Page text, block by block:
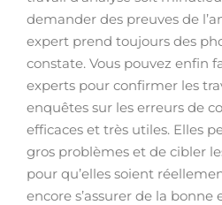
demander des preuves de
expert prend toujours des
constate. Vous pouvez enfin
experts pour confirmer les
enquêtes sur les erreurs de
efficaces et très utiles. Elles
gros problèmes et de cibler
pour qu’elles soient
encore s’assurer de la